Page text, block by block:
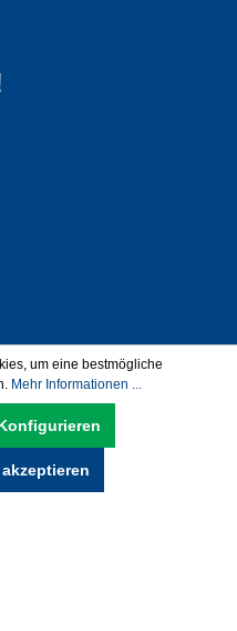
Impressum
um eine bestmögliche
Mehr Informationen ...